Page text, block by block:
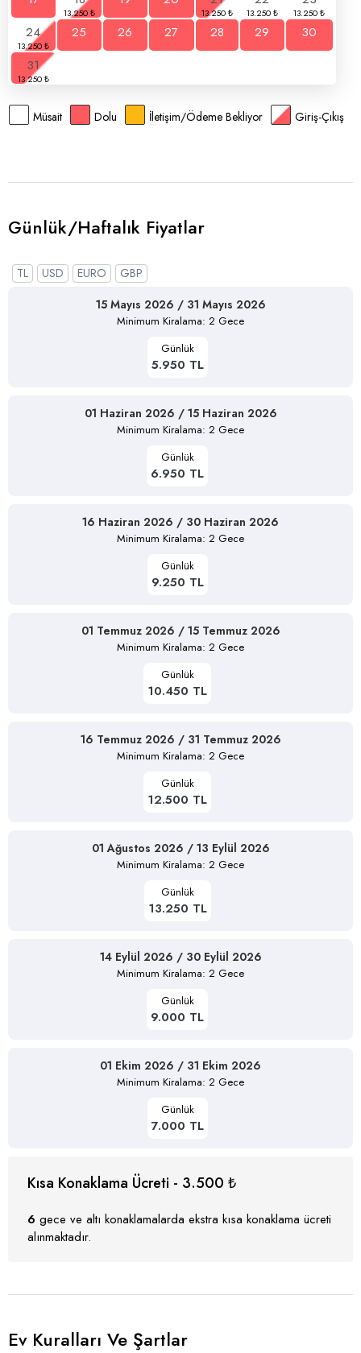
24
25 26 27 28 29
30
31
Müsait Dolu İletişim/Ödeme Bekliyor Giriş-Çıkış
Günlük/Haftalık Fiyatlar
TL USD EURO
GBP
15 Mayıs 2026 / 31 Mayıs 2026
Minimum Kiralama: 2 Gece
Günlük
5.950 TL
01 Haziran 2026 / 15 Haziran 2026
Minimum Kiralama: 2 Gece
Günlük
6.950 TL
16 Haziran 2026 / 30 Haziran 2026
Minimum Kiralama: 2 Gece
Günlük
9.250 TL
01 Temmuz 2026 / 15 Temmuz 2026
Minimum Kiralama: 2 Gece
Günlük
10.450 TL
16 Temmuz 2026 / 31 Temmuz 2026
Minimum Kiralama: 2 Gece
Günlük
12.500 TL
01 Ağustos 2026 / 13 Eylül 2026
Minimum Kiralama: 2 Gece
Günlük
13.250 TL
14 Eylül 2026 / 30 Eylül 2026
Minimum Kiralama: 2 Gece
Günlük
9.000 TL
01 Ekim 2026 / 31 Ekim 2026
Minimum Kiralama: 2 Gece
Günlük
7.000 TL
Kısa Konaklama Ücreti - 3.500 ₺
6 gece ve altı konaklamalarda ekstra kısa konaklama ücreti
alınmaktadır.
Ev Kuralları Ve Şartlar